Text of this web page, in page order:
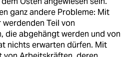
ganz andere Probleme: Mit
Teil von
die abgehängt werden und von
nichts erwarten dürfen. Mit